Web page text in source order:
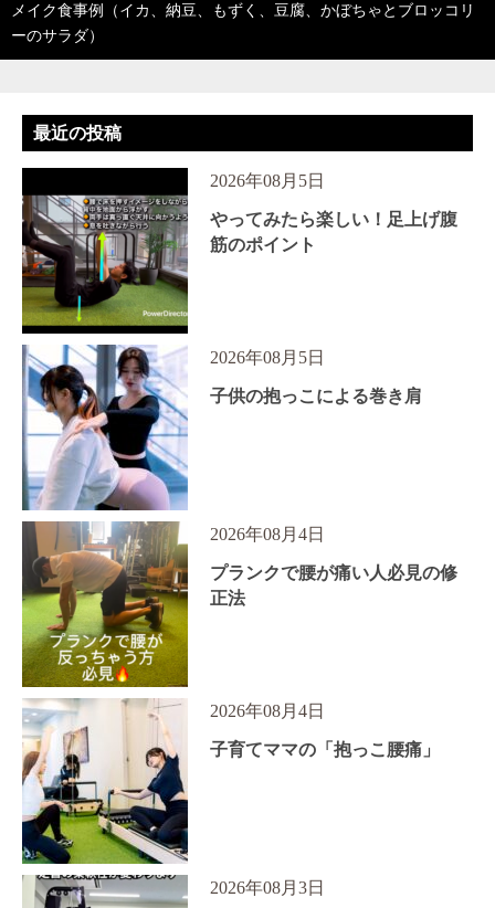
メイク食事例（イカ、納豆、もずく、豆腐、かぼちゃとブロッコリ
ーのサラダ）
最近の投稿
2026年08月5日
やってみたら楽しい！足上げ腹
筋のポイント
2026年08月5日
子供の抱っこによる巻き肩
2026年08月4日
プランクで腰が痛い人必見の修
正法
2026年08月4日
子育てママの「抱っこ腰痛」
2026年08月3日